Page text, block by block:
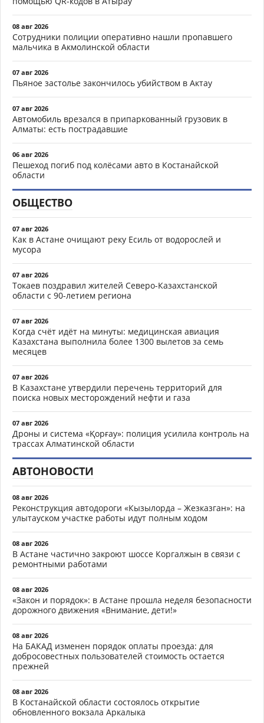
08 авг 2026
Сотрудники полиции оперативно нашли пропавшего
мальчика в Акмолинской области
07 авг 2026
Пьяное застолье закончилось убийством в Актау
07 авг 2026
Автомобиль врезался в припаркованный грузовик в
Алматы: есть пострадавшие
06 авг 2026
Пешеход погиб под колёсами авто в Костанайской
области
ОБЩЕСТВО
07 авг 2026
Как в Астане очищают реку Есиль от водорослей и
мусора
07 авг 2026
Токаев поздравил жителей Северо-Казахстанской
области с 90-летием региона
07 авг 2026
Когда счёт идёт на минуты: медицинская авиация
Казахстана выполнила более 1300 вылетов за семь
месяцев
07 авг 2026
В Казахстане утвердили перечень территорий для
поиска новых месторождений нефти и газа
07 авг 2026
Дроны и система «Қорғау»: полиция усилила контроль на
трассах Алматинской области
АВТОНОВОСТИ
08 авг 2026
Реконструкция автодороги «Кызылорда – Жезказган»: на
улытауском участке работы идут полным ходом
08 авг 2026
В Астане частично закроют шоссе Коргалжын в связи с
ремонтными работами
08 авг 2026
«Закон и порядок»: в Астане прошла неделя безопасности
дорожного движения «Внимание, дети!»
08 авг 2026
На БАКАД изменен порядок оплаты проезда: для
добросовестных пользователей стоимость остается
прежней
08 авг 2026
В Костанайской области состоялось открытие
обновленного вокзала Аркалыка